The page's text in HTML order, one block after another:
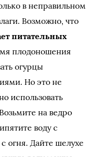
в неправильном
Возможно, что
питательных
плодоношения
огурцы
Но это не
использовать
на ведро
воду с
огня. Дайте шелухе